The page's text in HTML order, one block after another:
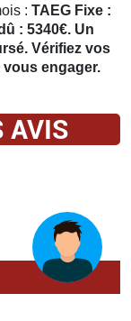
: TAEG Fixe :
: 5340€. Un
Vérifiez vos
engager.
AVIS